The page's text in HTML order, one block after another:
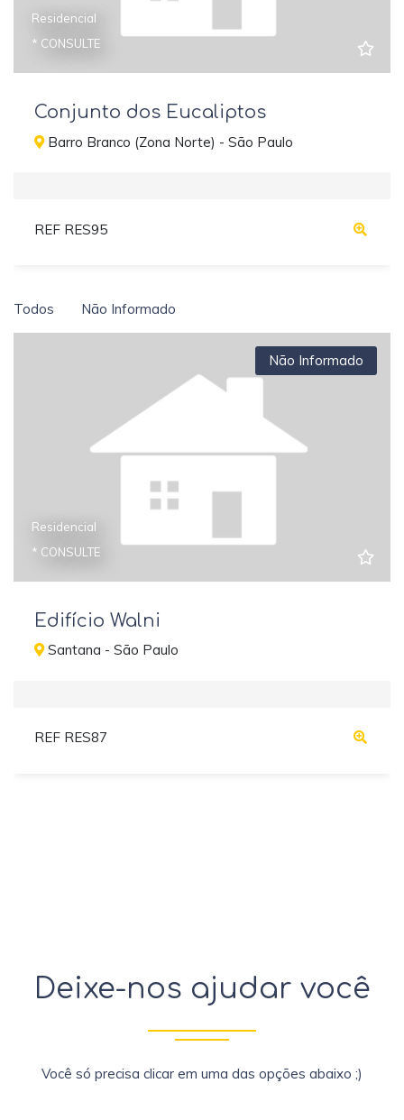
Residencial
* CONSULTE
Conjunto dos Eucaliptos
Barro Branco (Zona Norte) - São Paulo
REF RES95
Todos Não Informado
Não Informado
Residencial
* CONSULTE
Edifício Walni
Santana - São Paulo
REF RES87
Deixe-nos ajudar você
Você só precisa clicar em uma das opções abaixo ;)